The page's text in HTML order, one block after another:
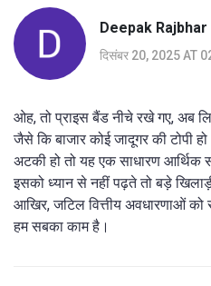
Deepak Rajbhar
दिसंबर 20, 2025 AT
ओह, तो प्राइस बैंड नीचे रखे गए, अब
जैसे कि बाजार कोई जादूगर की टोपी
अटकी हो तो यह एक साधारण
इसको ध्यान से नहीं पढ़ते तो बड़े
आखिर, जटिल वित्तीय अवधारणाओं
हम सबका काम है।